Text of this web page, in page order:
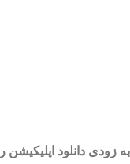
به زودی دانلود اپلیکیشن